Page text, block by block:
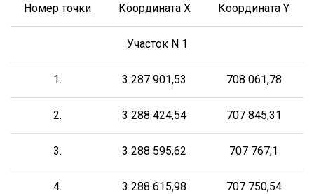
Номер точки Координата X Координата Y
Участок N 1
1. 3 287 901,53 708 061,78
2. 3 288 424,54 707 845,31
3. 3 288 595,62 707 767,1
4. 3 288 615,98 707 750,54